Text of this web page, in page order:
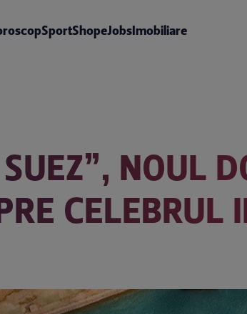
SportShopeJobsImobiliare
NOUL
CELEBRUL